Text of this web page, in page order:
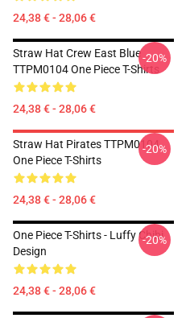
24,38 € - 28,06 €
Straw Hat Crew East Blue
TTPM0104 One Piece T-Shirts
24,38 € - 28,06 €
-20%
Straw Hat Pirates TTPM0104
One Piece T-Shirts
24,38 € - 28,06 €
-20%
One Piece T-Shirts - Luffy Chibi
Design
24,38 € - 28,06 €
-20%